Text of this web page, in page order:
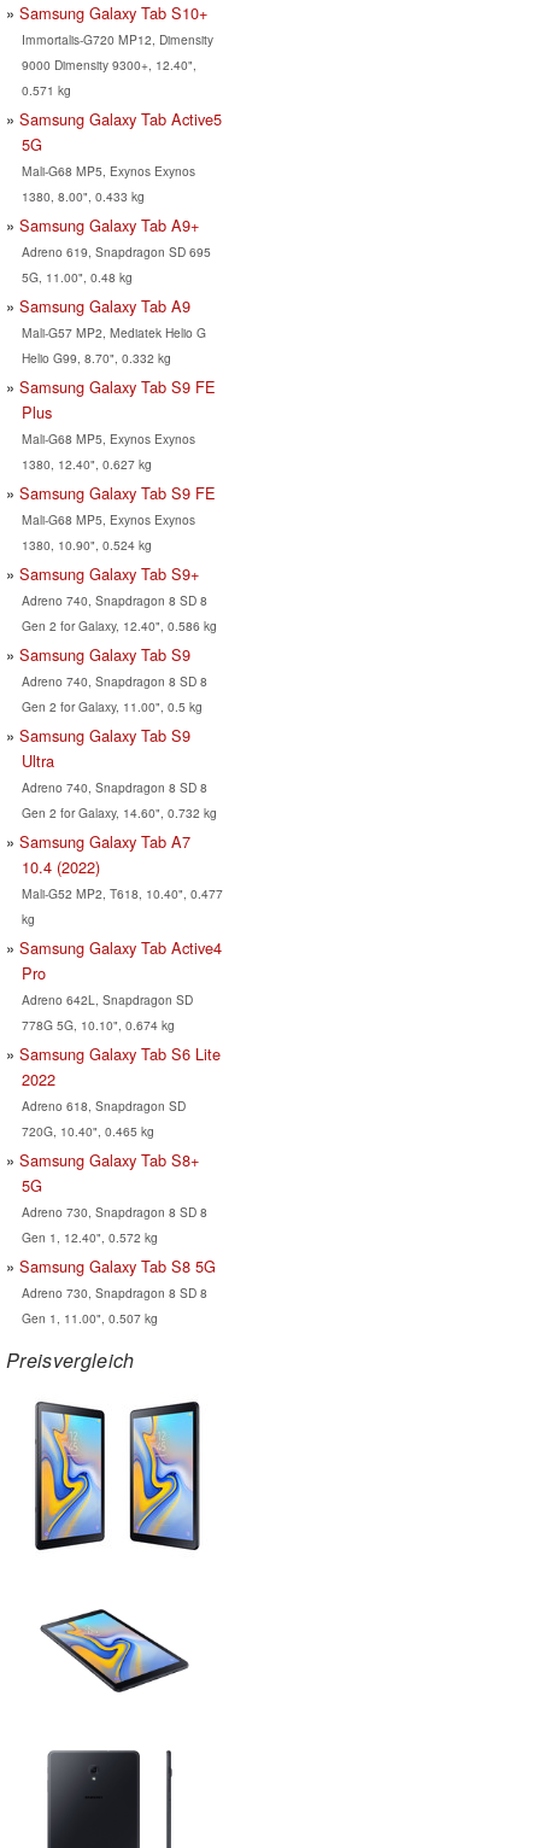
Samsung Galaxy Tab S10+
Immortalis-G720 MP12, Dimensity
9000 Dimensity 9300+, 12.40",
0.571 kg
Samsung Galaxy Tab Active5
5G
Mali-G68 MP5, Exynos Exynos
1380, 8.00", 0.433 kg
Samsung Galaxy Tab A9+
Adreno 619, Snapdragon SD 695
5G, 11.00", 0.48 kg
Samsung Galaxy Tab A9
Mali-G57 MP2, Mediatek Helio G
Helio G99, 8.70", 0.332 kg
Samsung Galaxy Tab S9 FE
Plus
Mali-G68 MP5, Exynos Exynos
1380, 12.40", 0.627 kg
Samsung Galaxy Tab S9 FE
Mali-G68 MP5, Exynos Exynos
1380, 10.90", 0.524 kg
Samsung Galaxy Tab S9+
Adreno 740, Snapdragon 8 SD 8
Gen 2 for Galaxy, 12.40", 0.586 kg
Samsung Galaxy Tab S9
Adreno 740, Snapdragon 8 SD 8
Gen 2 for Galaxy, 11.00", 0.5 kg
Samsung Galaxy Tab S9
Ultra
Adreno 740, Snapdragon 8 SD 8
Gen 2 for Galaxy, 14.60", 0.732 kg
Samsung Galaxy Tab A7
10.4 (2022)
Mali-G52 MP2, T618, 10.40", 0.477
kg
Samsung Galaxy Tab Active4
Pro
Adreno 642L, Snapdragon SD
778G 5G, 10.10", 0.674 kg
Samsung Galaxy Tab S6 Lite
2022
Adreno 618, Snapdragon SD
720G, 10.40", 0.465 kg
Samsung Galaxy Tab S8+
5G
Adreno 730, Snapdragon 8 SD 8
Gen 1, 12.40", 0.572 kg
Samsung Galaxy Tab S8 5G
Adreno 730, Snapdragon 8 SD 8
Gen 1, 11.00", 0.507 kg
Preisvergleich